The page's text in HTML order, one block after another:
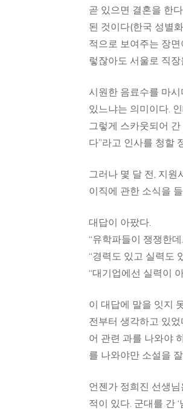
곧 있으면 결혼을 한
된 것이다(한국 성별
적으로 보여주는 장
렇잖아도 서울로 직
시원한 음료수를 마
있느냐는 의미이다.
그렇게 스카웃되어
다”라고 인사를 청할
그러나 몇 달 전, 지원
이직에 관한 소식을
대답이 아팠다.
“유학파들이 쟁쟁한데
“경력도 있고 실력도
“대기업에선 실력이
이 대답에 말을 잇지
전부터 생각하고 있
어 관련 과를 나와야
를 나와야만 소설을
언젠가 정희진 선생님
적이 있다. 군대를 간